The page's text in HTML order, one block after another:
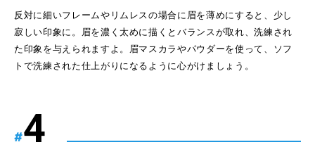
反対に細いフレームやリムレスの場合に眉を薄めにすると、少し
寂しい印象に。眉を濃く太めに描くとバランスが取れ、洗練され
た印象を与えられますよ。眉マスカラやパウダーを使って、ソフ
トで洗練された仕上がりになるように心がけましょう。
#